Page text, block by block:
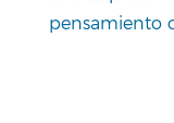
pensamiento